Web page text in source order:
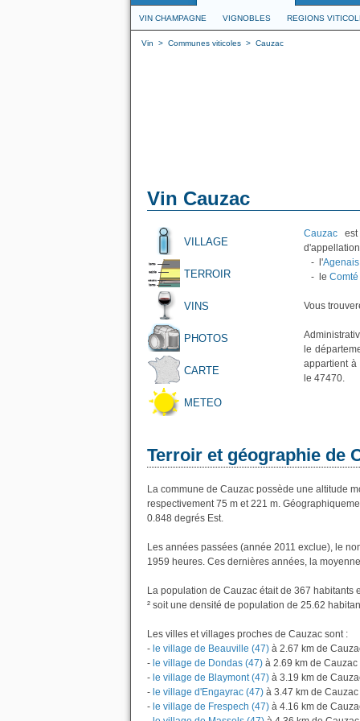
VIN CHAMPAGNE VIGNOBLES REGIONS
Vin > Communes viticoles > Cauzac
Vin Cauzac
VILLAGE
TERROIR
VINS
PHOTOS
CARTE
METEO
Cauzac
- l'Agenais
- le
Vous
le
appartient à
le 47470.
Terroir et géographie de
La commune de Cauzac possède une altitude
respectivement 75 m et 221 m.
0.848 degrés Est.
Les années passées (année 2011 exclue), le
1959 heures. Ces dernières années, la
La population de Cauzac était de 367
² soit une densité de population de 25.62
Les villes et villages proches de Cauzac sont :
- le village de Beauville (47) à 2.67 km de
- le village de Dondas (47) à 2.69 km de Cauzac
- le village de Blaymont (47) à 3.19 km de
- le village d'Engayrac (47) à 3.47 km de Cauzac
- le village de Frespech (47) à 4.16 km de